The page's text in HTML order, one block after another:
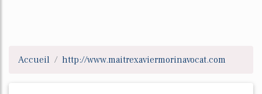
Accueil http://www.maitrexaviermorinavocat.com